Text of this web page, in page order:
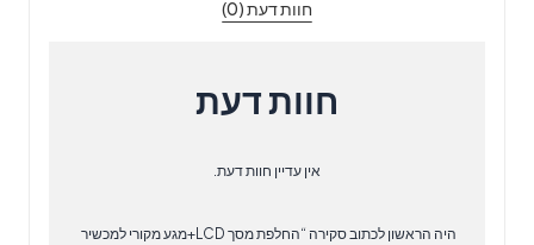
חוות דעת (0)
חוות דעת
אין עדיין חוות דעת.
היה הראשון לכתוב סקירה “החלפת מסך LCD+מגע מקורי למכשיר